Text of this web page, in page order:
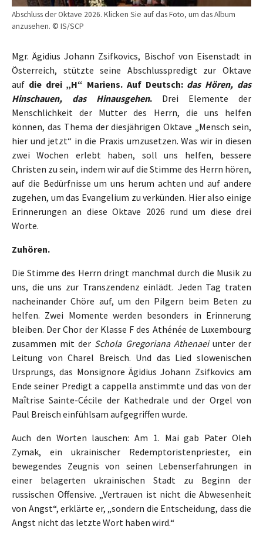
Abschluss der Oktave 2026. Klicken Sie auf das Foto, um das Album
anzusehen. © IS/SCP
Mgr. Ägidius Johann Zsifkovics, Bischof von Eisenstadt in
Österreich, stützte seine Abschlusspredigt zur Oktave
auf die drei „H“ Mariens. Auf Deutsch: das Hören, das
Hinschauen, das Hinausgehen. Drei Elemente der
Menschlichkeit der Mutter des Herrn, die uns helfen
können, das Thema der diesjährigen Oktave „Mensch sein,
hier und jetzt“ in die Praxis umzusetzen. Was wir in diesen
zwei Wochen erlebt haben, soll uns helfen, bessere
Christen zu sein, indem wir auf die Stimme des Herrn hören,
auf die Bedürfnisse um uns herum achten und auf andere
zugehen, um das Evangelium zu verkünden. Hier also einige
Erinnerungen an diese Oktave 2026 rund um diese drei
Worte.
Zuhören.
Die Stimme des Herrn dringt manchmal durch die Musik zu
uns, die uns zur Transzendenz einlädt. Jeden Tag traten
nacheinander Chöre auf, um den Pilgern beim Beten zu
helfen. Zwei Momente werden besonders in Erinnerung
bleiben. Der Chor der Klasse F des Athénée de Luxembourg
zusammen mit der Schola Gregoriana Athenaeiunter der
Leitung von Charel Breisch. Und das Lied slowenischen
Ursprungs, das Monsignore Ägidius Johann Zsifkovics am
Ende seiner Predigt a cappella anstimmte und das von der
Maîtrise Sainte-Cécile der Kathedrale und der Orgel von
Paul Breisch einfühlsam aufgegriffen wurde.
Auch den Worten lauschen: Am 1. Mai gab Pater Oleh
Zymak, ein ukrainischer Redemptoristenpriester, ein
bewegendes Zeugnis von seinen Lebenserfahrungen in
einer belagerten ukrainischen Stadt zu Beginn der
russischen Offensive. „Vertrauen ist nicht die Abwesenheit
von Angst“, erklärte er, „sondern die Entscheidung, dass die
Angst nicht das letzte Wort haben wird.“